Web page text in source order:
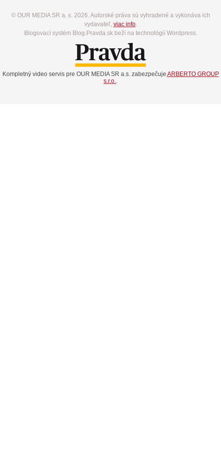
© OUR MEDIA SR a. s. 2026. Autorské práva sú vyhradené a vykonáva ich
vydavateľ, viac info.
Blogovací systém Blog.Pravda.sk beží na technológií Wordpress.
Kompletný video servis pre OUR MEDIA SR a.s. zabezpečuje ARBERTO GROUP
s.r.o..